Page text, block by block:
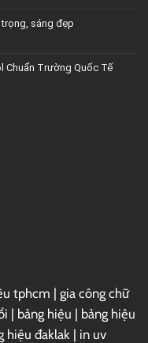
sáng đẹp
Chuẩn Trường Quốc Tế
tphcm | gia công chữ
| bảng hiệu | bảng hiệu
hiệu đaklak | in uv